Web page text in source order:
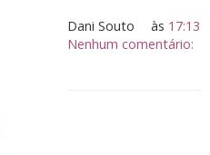
Dani Souto às 17:13
Nenhum comentário: